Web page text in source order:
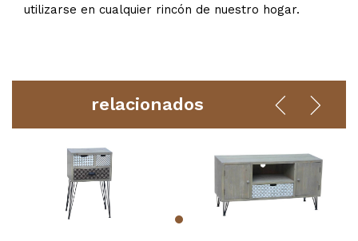
utilizarse en cualquier rincón de nuestro hogar.
relacionados